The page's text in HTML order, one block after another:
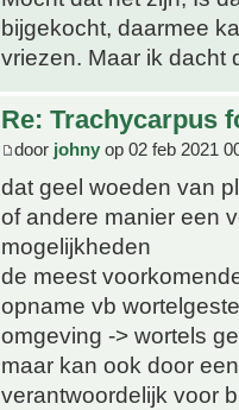
bijgekocht, daarmee
vriezen. Maar ik dacht
Re: Trachycarpus
door johny op 02 feb 2021
dat geel woeden van
of andere manier een
mogelijkheden
de meest
opname vb
omgeving -> wortels
maar kan ook door
verantwoordelijk voor